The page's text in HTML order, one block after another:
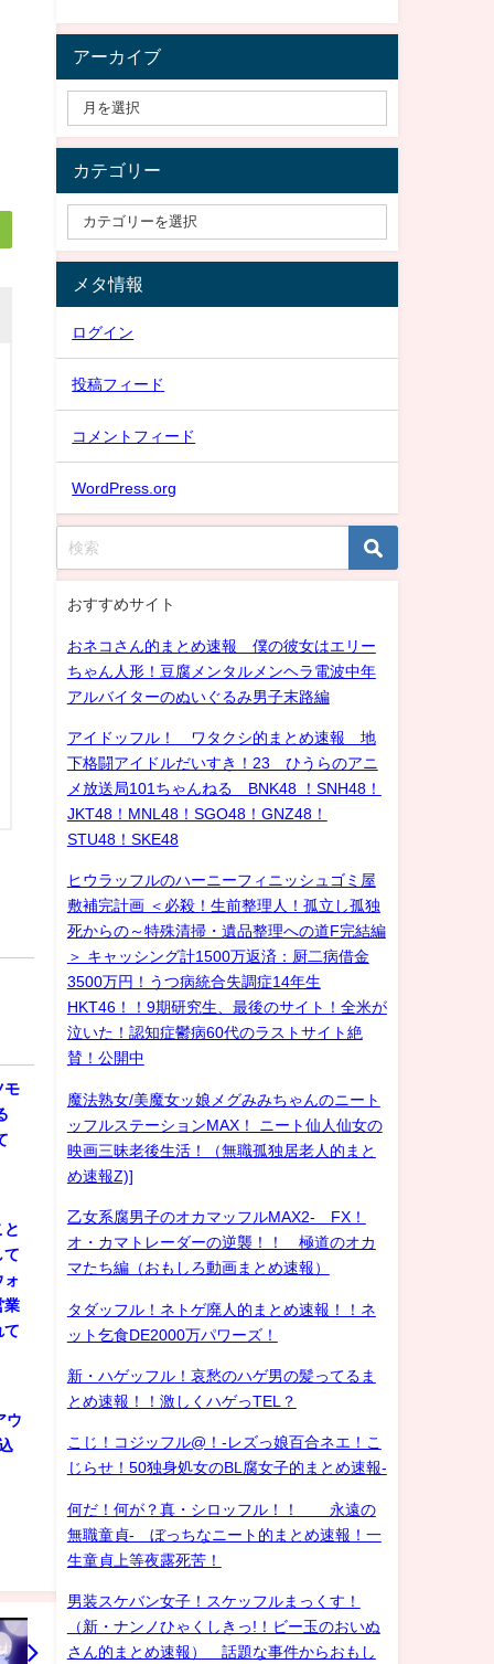
モ
て
ォ
業
て
ウ
アーカイブ
カテゴリー
メタ情報
ログイン
投稿フィード
コメントフィード
WordPress.org
おすすめサイト
おネコさん的まとめ速報 僕の彼女はエリー
ちゃん人形！豆腐メンタルメンヘラ電波中年
アルバイターのぬいぐるみ男子末路編
アイドッフル！ ワタクシ的まとめ速報 地
下格闘アイドルだいすき！23 ひうらのアニ
メ放送局101ちゃんねる BNK48 ！SNH48！
JKT48！MNL48！SGO48！GNZ48！
STU48！SKE48
ヒウラッフルのハーニーフィニッシュゴミ屋
敷補完計画 ＜必殺！生前整理人！孤立し孤独
死からの～特殊清掃・遺品整理への道F完結編
＞ キャッシング計1500万返済：厨二病借金
3500万円！うつ病統合失調症14年生
HKT46！！9期研究生、最後のサイト！全米が
泣いた！認知症鬱病60代のラストサイト絶
賛！公開中
魔法熟女/美魔女ッ娘メグみみちゃんのニート
ッフルステーションMAX！ ニート仙人仙女の
映画三昧老後生活！（無職孤独居老人的まと
め速報Z)]
乙女系腐男子のオカマッフルMAX2- FX！
オ・カマトレーダーの逆襲！！ 極道のオカ
マたち編（おもしろ動画まとめ速報）
タダッフル！ネトゲ廃人的まとめ速報！！ネ
ット乞食DE2000万パワーズ！
新・ハゲッフル！哀愁のハゲ男の髪ってるま
とめ速報！！激しくハゲっTEL？
こじ！コジッフル@！-レズっ娘百合ネエ！こ
じらせ！50独身処女のBL腐女子的まとめ速報-
何だ！何が？真・シロッフル！！ 永遠の
無職童貞- ぼっちなニート的まとめ速報！一
生童貞上等夜露死苦！
男装スケバン女子！スケッフルまっくす！
（新・ナンノひゃくしきっ!！ビー玉のおいぬ
さん的まとめ速報） 話題な事件からおもし